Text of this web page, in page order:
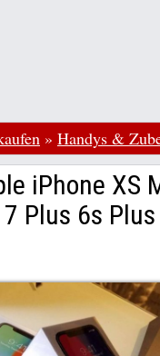
» Handys &
iPhone XS
Plus 6s